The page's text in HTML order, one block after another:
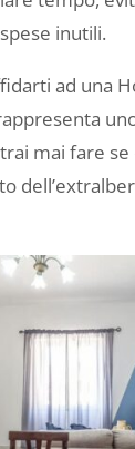
spese inutili.
ad una
mai fare